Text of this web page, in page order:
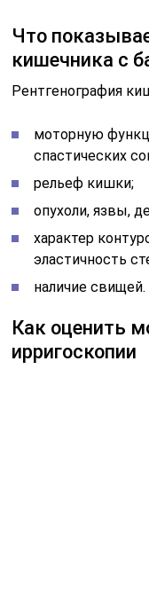
Что
кишечника с
Рентгенография
моторную
спастических
рельеф кишки;
опухоли, язвы,
характер
эластичность
наличие свищей.
Как оценить
ирригоскопии